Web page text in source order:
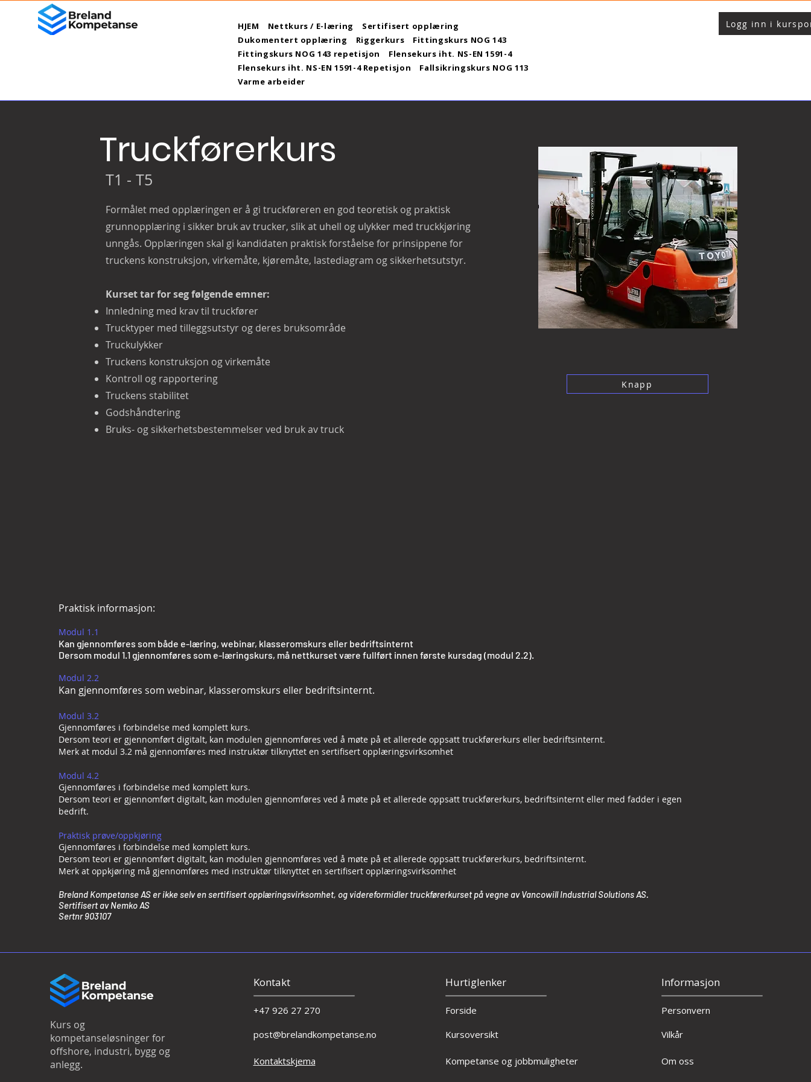
HJEM Nettkurs / E-læring
Sertifisert opplæring
Dukomentert opplæring
Riggerkurs
Fittingskurs NOG 143
Fittingskurs NOG 143 repetisjon
Flensekurs iht. NS-EN 1591-4
Flensekurs iht. NS-EN 1591-4 Repetisjon
Fallsikringskurs NOG 113
Varme arbeider
Logg inn i
Truckførerkurs
T1 - T5
Formålet med opplæringen er å gi truckføreren en god teoretisk og praktisk
grunnopplæring i sikker bruk av trucker, slik at uhell og ulykker med truckkjøring
unngås. Opplæringen skal gi kandidaten praktisk forståelse for prinsippene for
truckens konstruksjon, virkemåte, kjøremåte, lastediagram og sikkerhetsutstyr.
Kurset tar for seg følgende emner:
Innledning med krav til truckfører
Trucktyper med tilleggsutstyr og deres bruksområde
Truckulykker
Truckens konstruksjon og virkemåte
Kontroll og rapportering
Truckens stabilitet
Godshåndtering
Bruks- og sikkerhetsbestemmelser ved bruk av truck
Knapp
Praktisk informasjon:
Modul 1.1
Kan gjennomføres som både e-læring, webinar, klasseromskurs eller bedriftsinternt
Dersom modul 1.1 gjennomføres som e-læringskurs, må nettkurset være fullført innen første kursdag (modul 2.2).
​Modul 2.2
Kan gjennomføres som webinar, klasseromskurs eller bedriftsinternt.
​Modul 3.2
Gjennomføres i forbindelse med komplett kurs.
Dersom teori er gjennomført digitalt, kan modulen gjennomføres ved å møte på et allerede oppsatt truckførerkurs eller bedriftsinternt.
Merk at modul 3.2 må gjennomføres med instruktør tilknyttet en sertifisert opplæringsvirksomhet
Modul 4.2
Gjennomføres i forbindelse med komplett kurs.
Dersom teori er gjennomført digitalt, kan modulen gjennomføres ved å møte på et allerede oppsatt truckførerkurs, bedriftsinternt eller med fadder i egen
bedrift.
Praktisk prøve/oppkjøring
Gjennomføres i forbindelse med komplett kurs.
Dersom teori er gjennomført digitalt, kan modulen gjennomføres ved å møte på et allerede oppsatt truckførerkurs, bedriftsinternt.
Merk at oppkjøring må gjennomføres med instruktør tilknyttet en sertifisert opplæringsvirksomhet
Breland Kompetanse AS er ikke selv en sertifisert opplæringsvirksomhet, og videreformidler truckførerkurset på vegne av Vancowill Industrial Solutions AS.
Sertifisert av Nemko AS
Sertnr 903107
Kurs og
kompetanseløsninger for
offshore, industri, bygg og
anlegg.
Kontakt
+47 926 27 270
post@brelandkompetanse.no
Kontaktskjema
Hurtiglenker
Forside
Kursoversikt
Kompetanse og jobbmuligheter
Informasjon
Personvern
Vilkår
Om oss